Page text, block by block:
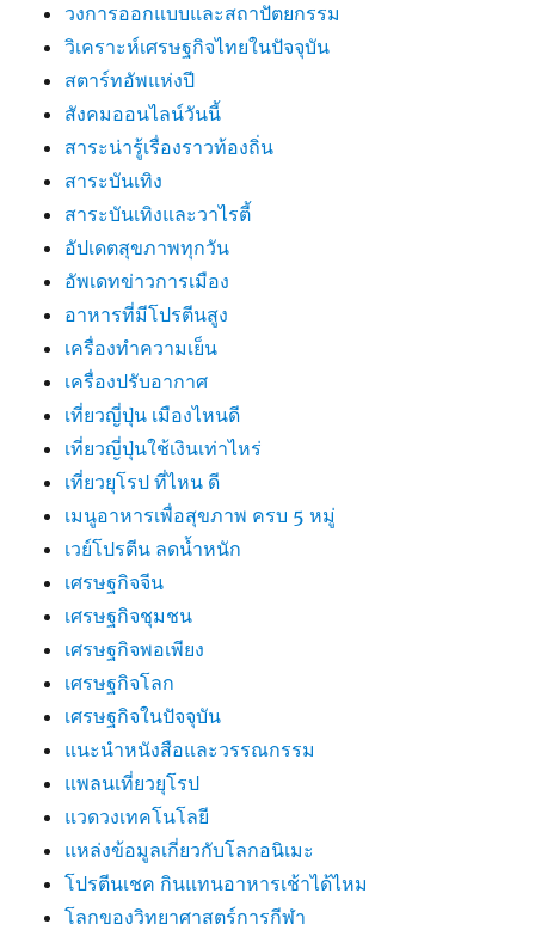
วงการออกแบบและสถาปัตยกรรม
วิเคราะห์เศรษฐกิจไทยในปัจจุบัน
สตาร์ทอัพแห่งปี
สังคมออนไลน์วันนี้
สาระน่ารู้เรื่องราวท้องถิ่น
สาระบันเทิง
สาระบันเทิงและวาไรตี้
อัปเดตสุขภาพทุกวัน
อัพเดทข่าวการเมือง
อาหารที่มีโปรตีนสูง
เครื่องทำความเย็น
เครื่องปรับอากาศ
เที่ยวญี่ปุ่น เมืองไหนดี
เที่ยวญี่ปุ่นใช้เงินเท่าไหร่
เที่ยวยุโรป ที่ไหน ดี
เมนูอาหารเพื่อสุขภาพ ครบ 5 หมู่
เวย์โปรตีน ลดน้ำหนัก
เศรษฐกิจจีน
เศรษฐกิจชุมชน
เศรษฐกิจพอเพียง
เศรษฐกิจโลก
เศรษฐกิจในปัจจุบัน
แนะนำหนังสือและวรรณกรรม
แพลนเที่ยวยุโรป
แวดวงเทคโนโลยี
แหล่งข้อมูลเกี่ยวกับโลกอนิเมะ
โปรตีนเชค กินแทนอาหารเช้าได้ไหม
โลกของวิทยาศาสตร์การกีฬา